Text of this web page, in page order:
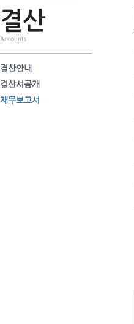
결산안내
결산서공개
재무보고서